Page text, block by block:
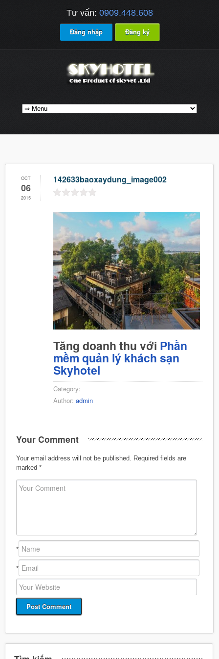
Tư vấn: 0909.448.608
Đăng nhập Đăng ký
OCT
06
2015
142633baoxaydung_image002
Tăng doanh thu với Phần
mềm quản lý khách sạn
Skyhotel
Category:
Author: admin
Your Comment
Your email address will not be published.
Required fields are
marked *
*
*